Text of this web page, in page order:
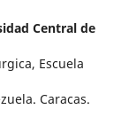
Central de
Escuela
Caracas.